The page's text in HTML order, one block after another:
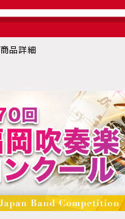
商品詳細